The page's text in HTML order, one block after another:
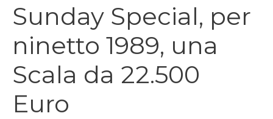
Sunday Special, per
ninetto 1989, una
Scala da 22.500
Euro